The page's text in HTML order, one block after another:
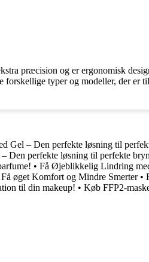
præcision og er ergonomisk
typer og modeller, der er
Gel – Den perfekte løsning til
Den perfekte løsning til perfekte
• Få Øjeblikkelig Lindring
øget Komfort og Mindre Smerter•
til din makeup! • Køb FFP2-